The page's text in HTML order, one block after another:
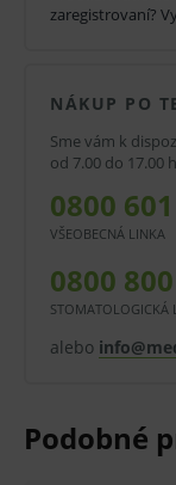
Teplota
Balenie
K
a v
12 ks
zaregistrovaní?
NÁKUP PO
Sme vám k
od 7.00 do 17.00
0800
VŠEOBECNÁ LINKA
0800
STOMATOLOGICKÁ
alebo